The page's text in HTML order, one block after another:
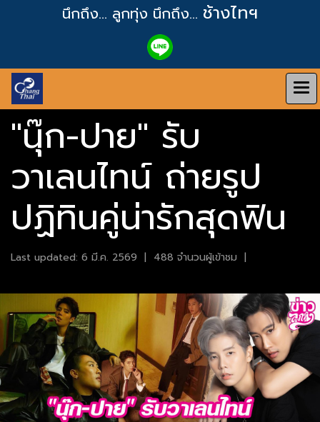
นึกถึง... ลูกทุ่ง นึกถึง... ช้างไทฯ
"นุ๊ก-ปาย" รับ
วาเลนไทน์ ถ่ายรูป
ปฏิทินคู่น่ารักสุดฟิน
Last updated: 6 มี.ค. 2569 | 488 จำนวนผู้เข้าชม |